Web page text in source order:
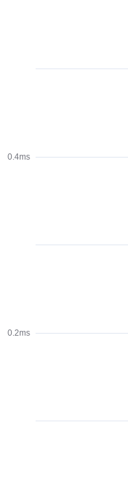
0.2ms
0.4ms